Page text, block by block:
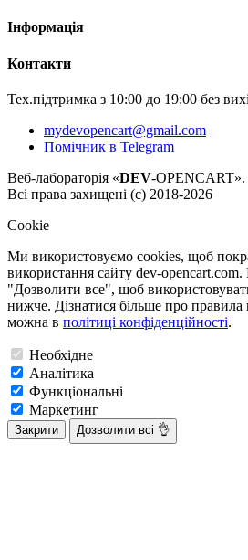
Інформація
Контакти
Тех.підтримка з 10:00 до 19:00 без
mydevopencart@gmail.com
Помічник в Telegram
Веб-лабораторія «DEV-OPENCART».
Всі права захищені (с) 2018-2026
Cookie
Ми використовуємо cookies, щоб
використання сайту dev-
"Дозволити все", щоб
нижче. Дізнатися більше про правила
можна в політиці конфіденційності.
Необхідне
Аналітика
Функціональні
Маркетинг
Закрити Дозволити всі 👌